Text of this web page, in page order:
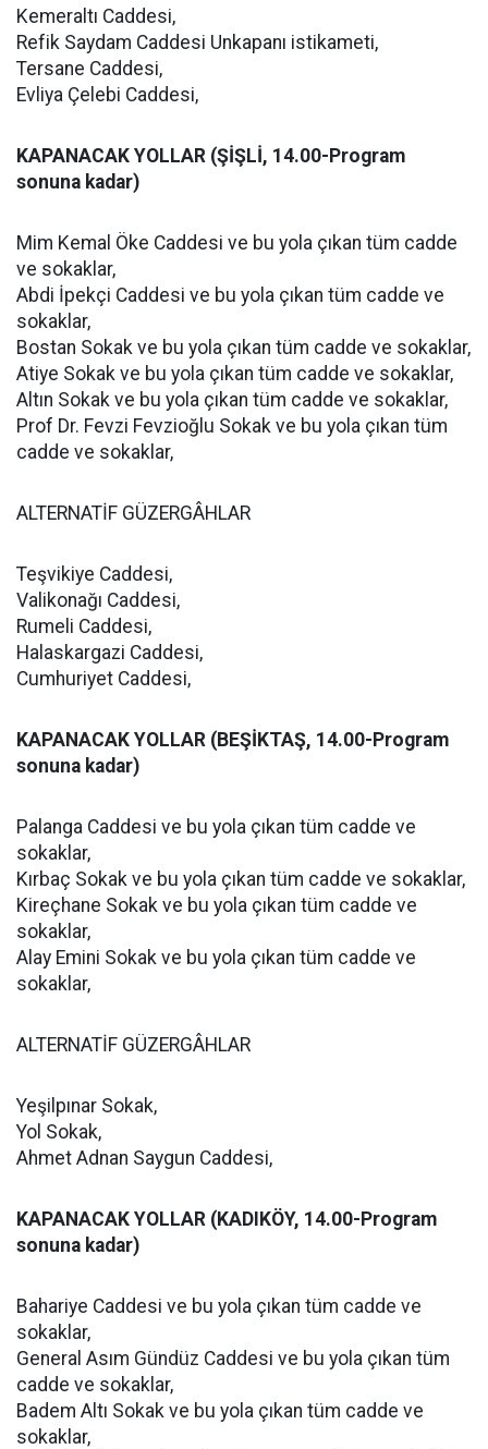
Kemeraltı Caddesi,
Refik Saydam Caddesi Unkapanı istikameti,
Tersane Caddesi,
Evliya Çelebi Caddesi,
KAPANACAK YOLLAR (ŞİŞLİ, 14.00-Program
sonuna kadar)
Mim Kemal Öke Caddesi ve bu yola çıkan tüm cadde
ve sokaklar,
Abdi İpekçi Caddesi ve bu yola çıkan tüm cadde ve
sokaklar,
Bostan Sokak ve bu yola çıkan tüm cadde ve sokaklar,
Atiye Sokak ve bu yola çıkan tüm cadde ve sokaklar,
Altın Sokak ve bu yola çıkan tüm cadde ve sokaklar,
Prof Dr. Fevzi Fevzioğlu Sokak ve bu yola çıkan tüm
cadde ve sokaklar,
ALTERNATİF GÜZERGÂHLAR
Teşvikiye Caddesi,
Valikonağı Caddesi,
Rumeli Caddesi,
Halaskargazi Caddesi,
Cumhuriyet Caddesi,
KAPANACAK YOLLAR (BEŞİKTAŞ, 14.00-Program
sonuna kadar)
Palanga Caddesi ve bu yola çıkan tüm cadde ve
sokaklar,
Kırbaç Sokak ve bu yola çıkan tüm cadde ve sokaklar,
Kireçhane Sokak ve bu yola çıkan tüm cadde ve
sokaklar,
Alay Emini Sokak ve bu yola çıkan tüm cadde ve
sokaklar,
ALTERNATİF GÜZERGÂHLAR
Yeşilpınar Sokak,
Yol Sokak,
Ahmet Adnan Saygun Caddesi,
KAPANACAK YOLLAR (KADIKÖY, 14.00-Program
sonuna kadar)
Bahariye Caddesi ve bu yola çıkan tüm cadde ve
sokaklar,
General Asım Gündüz Caddesi ve bu yola çıkan tüm
cadde ve sokaklar,
Badem Altı Sokak ve bu yola çıkan tüm cadde ve
sokaklar,